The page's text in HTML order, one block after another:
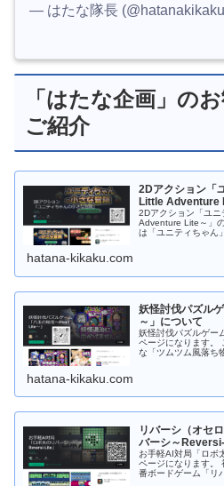
— はたな隊長
「はたな企画」の
ご紹介
2Dアクション「
Little Adventure
2Dアクション「ユ
Adventure Lite～」
は「ユニティちゃん
う！ 道中には「ウ
ンスターがいっぱ
までダウンロードな
hatana-kikaku.com
妖怪討伐パズル
～」について
妖怪討伐パズルゲー
ページになります。
な「ツムツム風落ち
にサックと遊べま
ーム中は８種類の
することで手動で爆
宝玉の他に特殊宝玉
妖玉があります。 「
ると同じ色の「宝玉
「Google Play スト
とができます。
ザで遊ぶことができ
hatana-kikaku.com
リバーシ（オセ
バーシ～
お手軽AI対局「ロボ
ページになります。
番ボードゲーム「リ